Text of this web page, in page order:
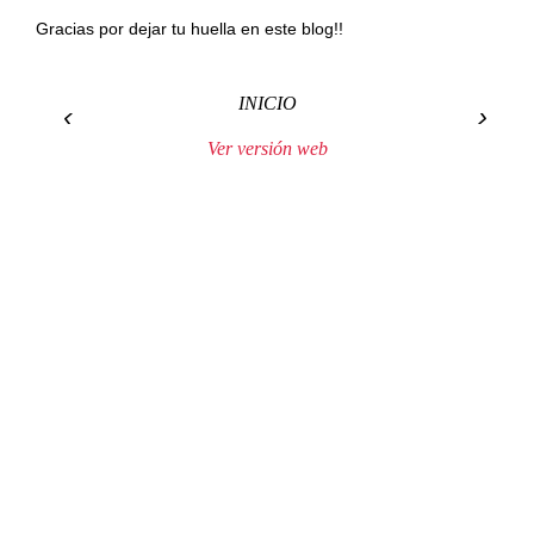
Gracias por dejar tu huella en este blog!!
‹ ›
INICIO
Ver versión web